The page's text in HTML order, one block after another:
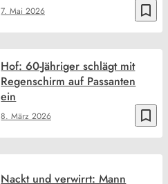
bookmark_border
7. Mai 2026
bookmark_border
8. März 2026
Hof: 60-Jähriger schlägt mit
Regenschirm auf Passanten
ein
Nackt und verwirrt: Mann